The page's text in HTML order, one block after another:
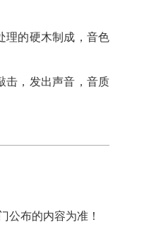
的硬木制成，音色
，发出声音，音质
公布的内容为准！